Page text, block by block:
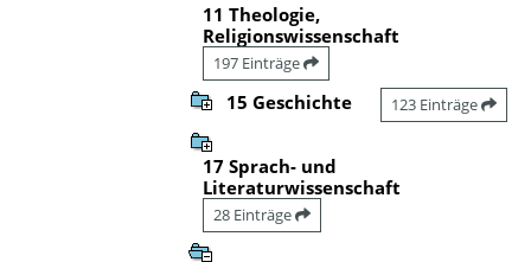
11 Theologie,
Religionswissenschaft
197 Einträge
15 Geschichte 123 Einträge
17 Sprach- und
Literaturwissenschaft
28 Einträge